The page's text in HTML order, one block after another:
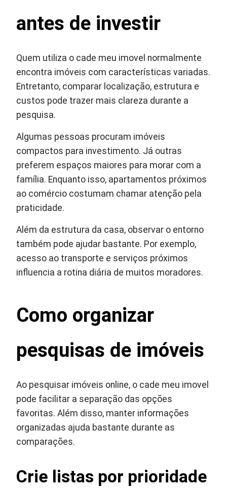
antes de investir
Quem utiliza o cade meu imovel normalmente
encontra imóveis com características variadas.
Entretanto, comparar localização, estrutura e
custos pode trazer mais clareza durante a
pesquisa.
Algumas pessoas procuram imóveis
compactos para investimento. Já outras
preferem espaços maiores para morar com a
família. Enquanto isso, apartamentos próximos
ao comércio costumam chamar atenção pela
praticidade.
Além da estrutura da casa, observar o entorno
também pode ajudar bastante. Por exemplo,
acesso ao transporte e serviços próximos
influencia a rotina diária de muitos moradores.
Como organizar
pesquisas de imóveis
Ao pesquisar imóveis online, o cade meu imovel
pode facilitar a separação das opções
favoritas. Além disso, manter informações
organizadas ajuda bastante durante as
comparações.
Crie listas por prioridade